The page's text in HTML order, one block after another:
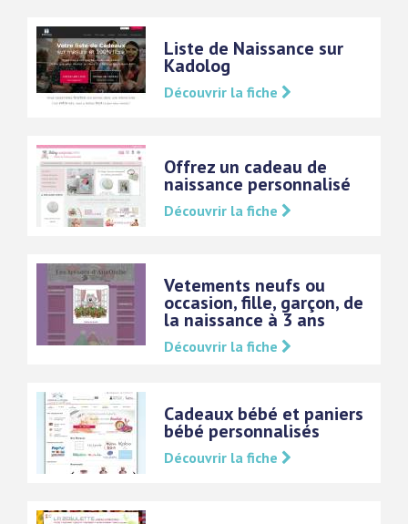
Liste de Naissance sur
Kadolog
Découvrir la fiche
Offrez un cadeau de
naissance personnalisé
Découvrir la fiche
Vetements neufs ou
occasion, fille, garçon, de
la naissance à 3 ans
Découvrir la fiche
Cadeaux bébé et paniers
bébé personnalisés
Découvrir la fiche